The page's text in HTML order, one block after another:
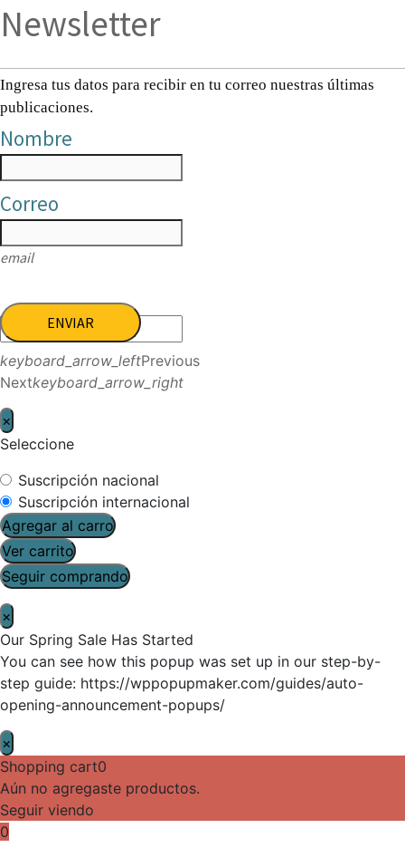
Newsletter
Ingresa tus datos para recibir en tu correo nuestras últimas
publicaciones.
Nombre
Correo
email
ENVIAR
keyboard_arrow_leftPrevious
Nextkeyboard_arrow_right
×
Seleccione
Suscripción nacional
Suscripción internacional
Agregar al carro
Ver carrito
Seguir comprando
×
Our Spring Sale Has Started
You can see how this popup was set up in our step-by-
step guide: https://wppopupmaker.com/guides/auto-
opening-announcement-popups/
×
Shopping cart0
Aún no agregaste productos.
Seguir viendo
0